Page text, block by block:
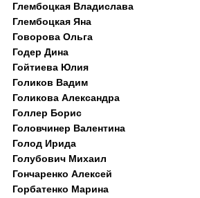
Глембоцкая Владислава
Глембоцкая Яна
Говорова Ольга
Годер Дина
Гойтиева Юлия
Голиков Вадим
Голикова Александра
Голлер Борис
Головчинер Валентина
Голод Ирида
Голубович Михаил
Гончаренко Алексей
Горбатенко Марина